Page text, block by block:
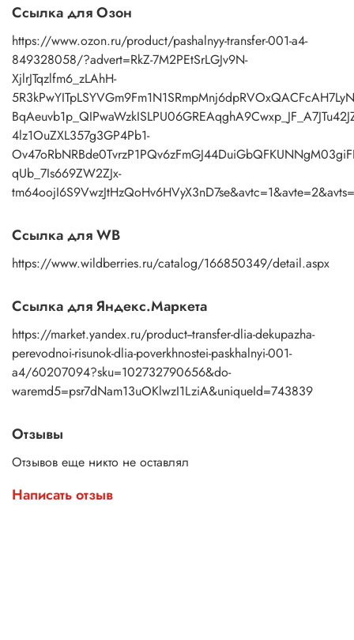
подойдет акриловый лак на водной основе, матовый,
глянцевый, полуглянцевый.
Ссылка для Озон
https://www.ozon.ru/product/pashalnyy-transfer-001-a4-
849328058/?advert=RkZ-7M2PEtSrLGJv9N-
XjlrJTqzlfm6_zLAhH-
4lz1OuZXL357g3GP4Pb1-
qUb_7Is669ZW2ZJx-
Ссылка для WB
https://www.wildberries.ru/catalog/166850349/detail.aspx
Ссылка для Яндекс.Маркета
https://market.yandex.ru/product--transfer-dlia-dekupazha-
perevodnoi-risunok-dlia-poverkhnostei-paskhalnyi-001-
a4/60207094?sku=102732790656&do-
waremd5=psr7dNam13uOKlwzI1LziA&uniqueId=743839
Отзывы
Отзывов еще никто не оставлял
Написать отзыв